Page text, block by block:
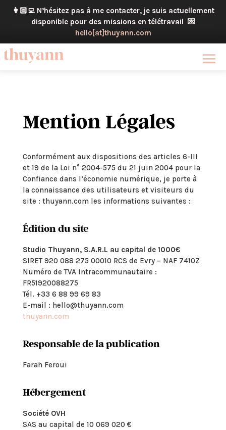
👩🏻‍💻N’hésitez pas à me contacter, je suis actuellement
disponible pour des missions en télétravail 💌
hello[at]thuyann.com
Mention Légales
Conformément aux dispositions des articles 6-III
et 19 de la Loi n° 2004-575 du 21 juin 2004 pour la
Confiance dans l’économie numérique, je porte à
la connaissance des utilisateurs et visiteurs du
site : thuyann.com les informations suivantes :
Édition du site
Studio Thuyann, S.A.R.L au capital de 1000€
SIRET 920 088 275 00010 RCS de Evry – NAF 7410Z
Numéro de TVA Intracommunautaire :
FR51920088275
Tél. +33 6 88 99 69 83
E-mail : hello@thuyann.com
thuyann.com
Responsable de la publication
Farah Feroui
Hébergement
Société OVH
SAS au capital de 10 069 020 €